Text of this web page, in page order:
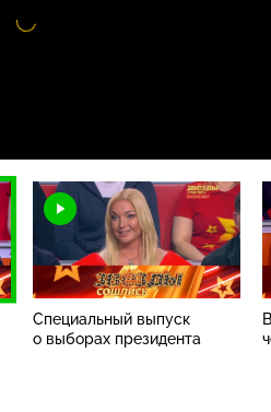
Видео
проигрыватель
Специальный выпуск
о выборах президента